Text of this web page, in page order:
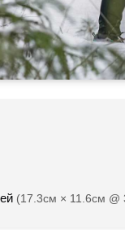
(17.3см × 11.6см @